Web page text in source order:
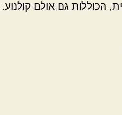
גם אולם קולנוע.